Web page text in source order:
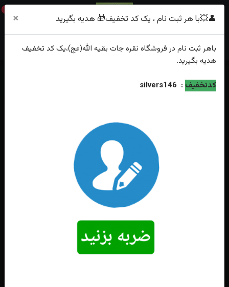
0
خانه فهرست محصولات
👤💥با هر ثبت نام ، یک کد تخفیف🎁 هدیه بگیرید ×
باهر ثبت نام در فروشگاه نقره جات بقیه الله(عج)،یک کد تخفیف
هدیه بگیرید.
کدتخفیف :
silvers146